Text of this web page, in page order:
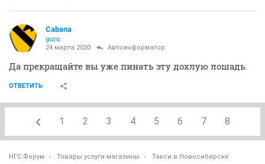
Cabana
guru
24 марта 2020 Автоинформатор
Да прекращайте вы уже пинать эту дохлую лошадь.
ОТВЕТИТЬ
1 2 3 4 5 6 7 8
НГС.Форум Товары услуги магазины Такси в Новосибирске